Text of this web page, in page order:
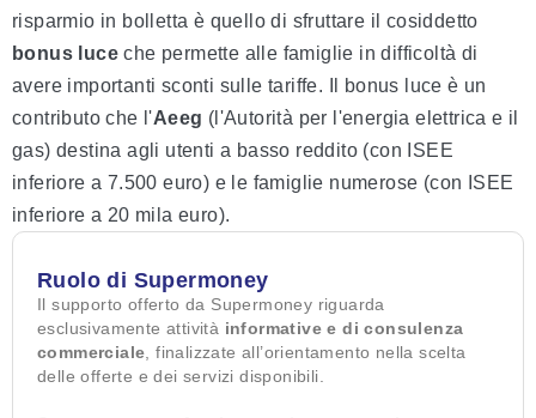
risparmio in bolletta è quello di sfruttare il cosiddetto
bonus luce che permette alle famiglie in difficoltà di
avere importanti sconti sulle tariffe. Il bonus luce è un
contributo che l'Aeeg (l'Autorità per l'energia elettrica e il
gas) destina agli utenti a basso reddito (con ISEE
inferiore a 7.500 euro) e le famiglie numerose (con ISEE
inferiore a 20 mila euro).
Ruolo di Supermoney
Il supporto offerto da Supermoney riguarda
esclusivamente attività informative e di consulenza
commerciale , finalizzate all’orientamento nella scelta
delle offerte e dei servizi disponibili.